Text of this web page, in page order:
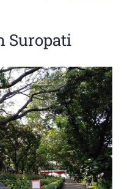
Suropati